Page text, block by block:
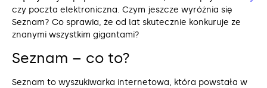
czy poczta elektroniczna. Czym jeszcze wyróżnia się
Seznam? Co sprawia, że od lat skutecznie konkuruje ze
znanymi wszystkim gigantami?
Seznam – co to?
Seznam to wyszukiwarka internetowa, która powstała w